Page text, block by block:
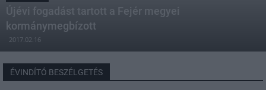
Újévi fogadást tartott a Fejér megyei
kormánymegbízott
2017.02.16
ÉVINDÍTÓ BESZÉLGETÉS